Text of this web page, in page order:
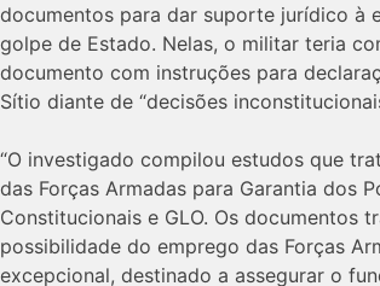
documentos para dar suporte jurídico à
golpe de Estado. Nelas, o militar teria
documento com instruções para
Sítio diante de “decisões
“O investigado compilou estudos que
das Forças Armadas para Garantia dos
Constitucionais e GLO. Os documentos
possibilidade do emprego das Forças
excepcional, destinado a assegurar o